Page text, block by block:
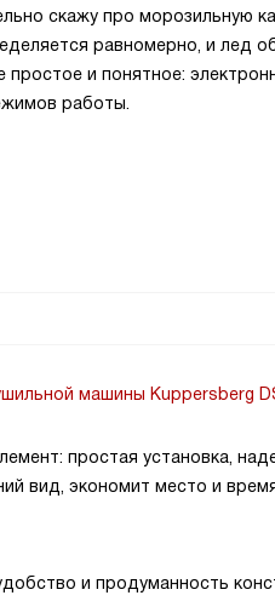
скажу про морозильную
равномерно, и лед
и понятное:
работы.
машины Kuppersberg
простая установка,
вид, экономит место и
и продуманность